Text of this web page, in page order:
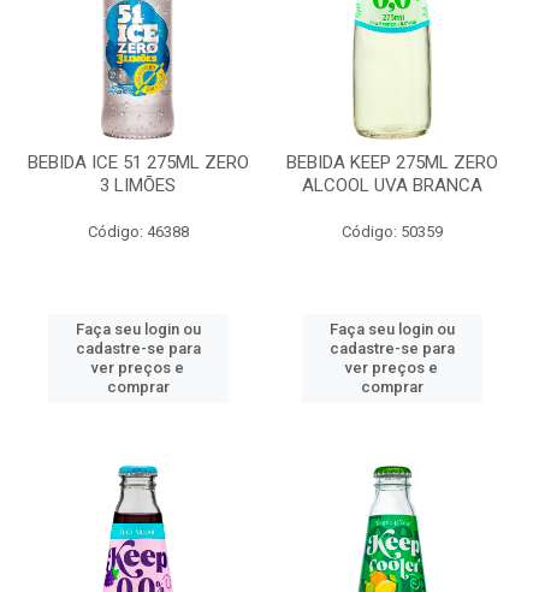
BEBIDA ICE 51 275ML ZERO
3 LIMÕES
Código: 46388
Faça seu login ou
cadastre-se para
ver preços e
comprar
BEBIDA KEEP 275ML ZERO
ALCOOL UVA BRANCA
Código: 50359
Faça seu login ou
cadastre-se para
ver preços e
comprar